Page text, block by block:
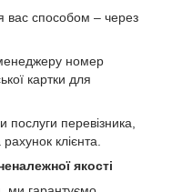
вас способом – через
номер
картки для
послуги перевізника,
клієнта.
якості